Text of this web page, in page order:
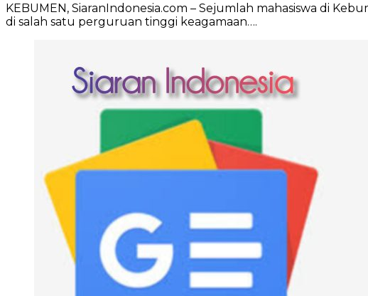
KEBUMEN, SiaranIndonesia.com – Sejumlah mahasiswa di
di salah satu perguruan tinggi keagamaan….